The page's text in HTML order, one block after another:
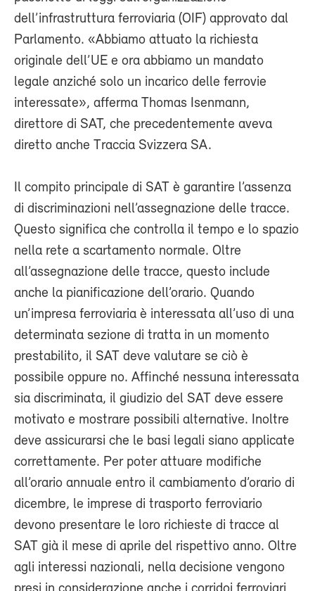
dell’infrastruttura ferroviaria (OIF) approvato dal
Parlamento. «Abbiamo attuato la richiesta
originale dell’UE e ora abbiamo un mandato
legale anziché solo un incarico delle ferrovie
interessate», afferma Thomas Isenmann,
direttore di SAT, che precedentemente aveva
diretto anche Traccia Svizzera SA.
Il compito principale di SAT è garantire l’assenza
di discriminazioni nell’assegnazione delle tracce.
Questo significa che controlla il tempo e lo spazio
nella rete a scartamento normale. Oltre
all’assegnazione delle tracce, questo include
anche la pianificazione dell’orario. Quando
un’impresa ferroviaria è interessata all’uso di una
determinata sezione di tratta in un momento
prestabilito, il SAT deve valutare se ciò è
possibile oppure no. Affinché nessuna interessata
sia discriminata, il giudizio del SAT deve essere
motivato e mostrare possibili alternative. Inoltre
deve assicurarsi che le basi legali siano applicate
correttamente. Per poter attuare modifiche
all’orario annuale entro il cambiamento d’orario di
dicembre, le imprese di trasporto ferroviario
devono presentare le loro richieste di tracce al
SAT già il mese di aprile del rispettivo anno. Oltre
agli interessi nazionali, nella decisione vengono